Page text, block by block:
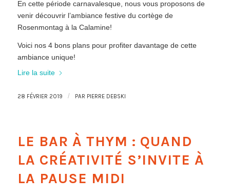
En cette période carnavalesque, nous vous proposons de
venir découvrir l’ambiance festive du cortège de
Rosenmontag à la Calamine!
Voici nos 4 bons plans pour profiter davantage de cette
ambiance unique!
Lire la suite
28 FÉVRIER 2019 / PAR PIERRE DEBSKI
LE BAR À THYM : QUAND
LA CRÉATIVITÉ S’INVITE À
LA PAUSE MIDI